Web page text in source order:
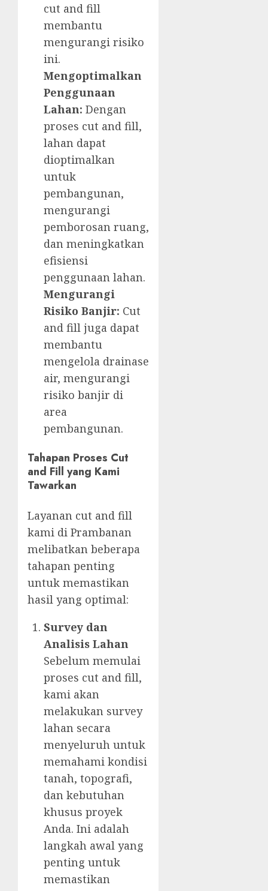
cut and fill
membantu
mengurangi risiko
ini.
Mengoptimalkan
Penggunaan
Lahan: Dengan
proses cut and fill,
lahan dapat
dioptimalkan
untuk
pembangunan,
mengurangi
pemborosan ruang,
dan meningkatkan
efisiensi
penggunaan lahan.
Mengurangi
Risiko Banjir: Cut
and fill juga dapat
membantu
mengelola drainase
air, mengurangi
risiko banjir di
area
pembangunan.
Tahapan Proses Cut
and Fill yang Kami
Tawarkan
Layanan cut and fill
kami di Prambanan
melibatkan beberapa
tahapan penting
untuk memastikan
hasil yang optimal:
Survey dan
Analisis Lahan
Sebelum memulai
proses cut and fill,
kami akan
melakukan survey
lahan secara
menyeluruh untuk
memahami kondisi
tanah, topografi,
dan kebutuhan
khusus proyek
Anda. Ini adalah
langkah awal yang
penting untuk
memastikan